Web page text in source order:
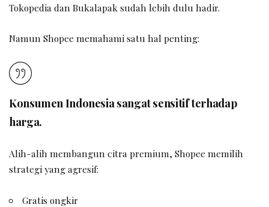
Tokopedia dan Bukalapak sudah lebih dulu hadir.
Namun Shopee memahami satu hal penting:
Konsumen Indonesia sangat sensitif terhadap
harga.
Alih-alih membangun citra premium, Shopee memilih
strategi yang agresif:
Gratis ongkir